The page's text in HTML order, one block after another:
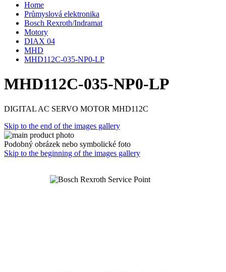
Home
Průmyslová elektronika
Bosch Rexroth/Indramat
Motory
DIAX 04
MHD
MHD112C-035-NP0-LP
MHD112C-035-NP0-LP
DIGITAL AC SERVO MOTOR MHD112C
Skip to the end of the images gallery
Podobný obrázek nebo symbolické foto
Skip to the beginning of the images gallery